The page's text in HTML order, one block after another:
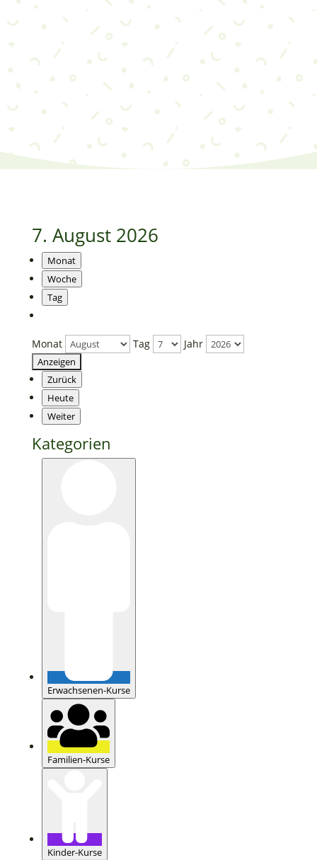
7. August 2026
Monat
Woche
Tag
Monat Tag Jahr
Zurück
Heute
Weiter
Kategorien
Erwachsenen-Kurse
Familien-Kurse
Kinder-Kurse